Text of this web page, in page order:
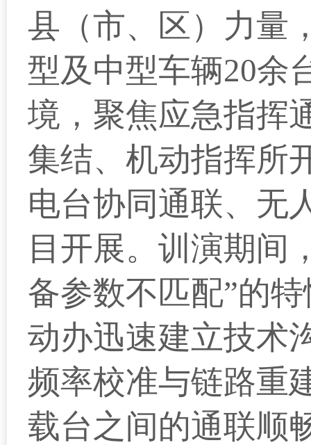
县（市、区）力量
型及中型车辆20余
境，聚焦应急指挥
集结、机动指挥所
电台协同通联、无
目开展。训演期间
备参数不匹配”的
动办迅速建立技术
频率校准与链路重
载台之间的通联顺